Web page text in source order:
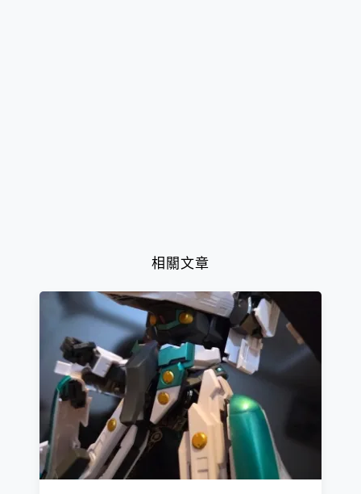
相關文章